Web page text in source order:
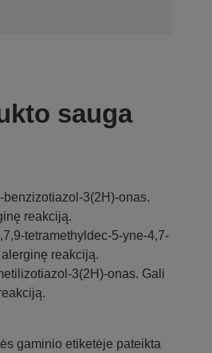
sauga
benzizotiazol-3(2H)-onas.
reakciją.
tetramethyldec-5-yne-4,7-
reakciją.
3(2H)-onas. Gali
gaminio etiketėje pateikta